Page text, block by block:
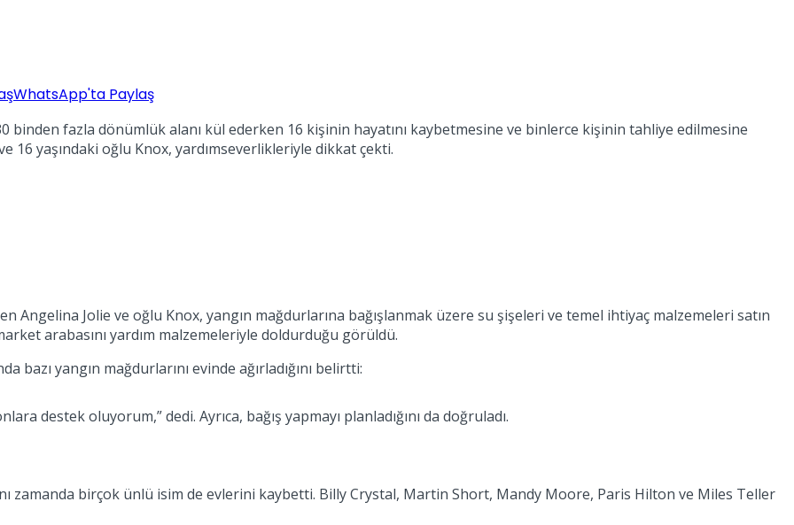
WhatsApp'ta Paylaş
binden fazla dönümlük alanı kül ederken 16 kişinin hayatını kaybetmesine ve binlerce kişinin tahliye edilmesine
yaşındaki oğlu Knox, yardımseverlikleriyle dikkat çekti.
Jolie ve oğlu Knox, yangın mağdurlarına bağışlanmak üzere su şişeleri ve temel ihtiyaç malzemeleri satın
arabasını yardım malzemeleriyle doldurduğu görüldü.
bazı yangın mağdurlarını evinde ağırladığını belirtti:
destek oluyorum,” dedi. Ayrıca, bağış yapmayı planladığını da doğruladı.
zamanda birçok ünlü isim de evlerini kaybetti. Billy Crystal, Martin Short, Mandy Moore, Paris Hilton ve Miles Teller